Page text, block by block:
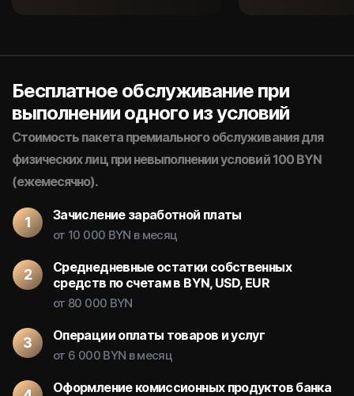
Бесплатное обслуживание при
выполнении одного из условий
Стоимость пакета премиального обслуживания для
физических лиц при невыполнении условий 100 BYN
(ежемесячно).
Зачисление заработной платы
от 10 000 BYN в месяц
Среднедневные остатки собственных
средств по счетам в BYN, USD, EUR
от 80 000 BYN
Операции оплаты товаров и услуг
от 6 000 BYN в месяц
Оформление комиссионных продуктов банка